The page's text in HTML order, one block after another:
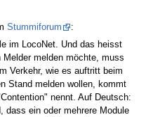
Stummiforum
:
im LocoNet. Und das heisst
melden möchte, muss
Verkehr, wie es auftritt beim
Stand melden wollen, kommt
nennt. Auf Deutsch:
dass ein oder mehrere Module